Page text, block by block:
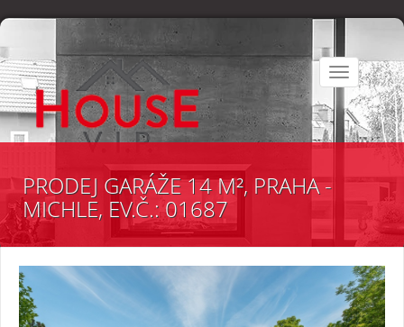
Toggle
navigation
PRODEJ GARÁŽE 14 M², PRAHA -
MICHLE, EV.Č.: 01687